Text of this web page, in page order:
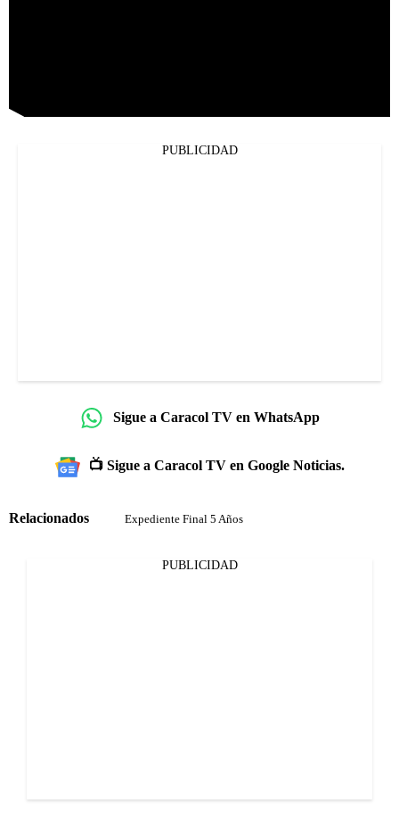
PUBLICIDAD
Sigue a Caracol TV en WhatsApp
📺 Sigue a Caracol TV en Google Noticias.
Relacionados Expediente Final 5 Años
PUBLICIDAD